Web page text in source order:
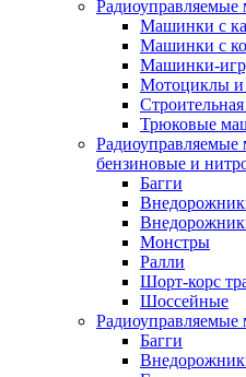
Машинки с
Машинки с
Машинки-
Мотоциклы
Трюковые
бензиновые и
Багги
Монстры
Ралли
Шорт-корс
Шоссейные
Багги